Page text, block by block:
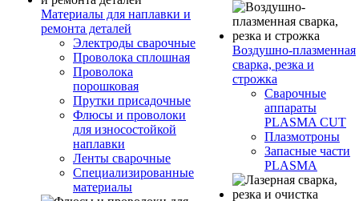
Материалы для наплавки и
ремонта деталей
Электроды сварочные
Проволока сплошная
Проволока
порошковая
Прутки присадочные
Флюсы и проволоки
для износостойкой
наплавки
Ленты сварочные
Специализированные
материалы
Воздушно-плазменная
сварка, резка и
строжка
Сварочные
аппараты
PLASMA CUT
Плазмотроны
Запасные части
PLASMA